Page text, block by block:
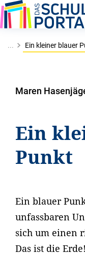
... Ein kleiner blauer
Maren
Ein
Punkt
Ein blauer
unfassbaren
sich um einen
Das ist die